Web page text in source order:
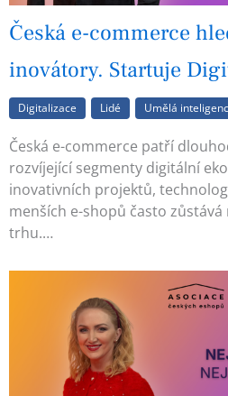
Česká e-commerce
inovátory. Startuje
Digitalizace Lidé Umělá
Česká e-commerce patří
rozvíjející segmenty digitální
inovativních projektů,
menších e-shopů často
trhu.…